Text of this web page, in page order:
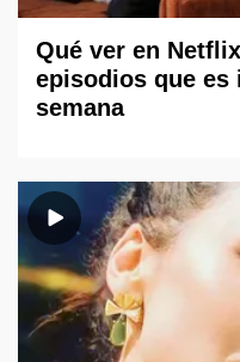
Qué ver en
episodios que es
semana